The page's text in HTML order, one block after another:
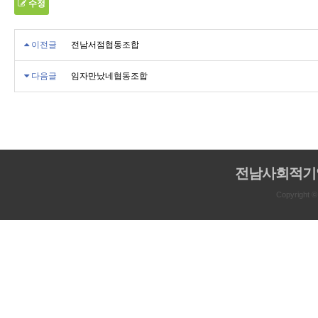
수정
이전글 전남서점협동조합
다음글 임자만났네협동조합
전남사회적
Copyright